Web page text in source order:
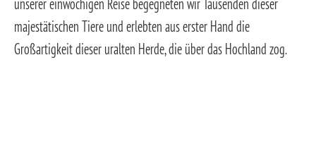
majestätischen Tiere und erlebten aus erster Hand die
Großartigkeit dieser uralten Herde, die über das Hochland zog.